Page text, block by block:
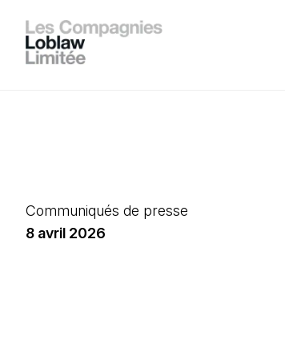
Communiqués de presse
8 avril 2026